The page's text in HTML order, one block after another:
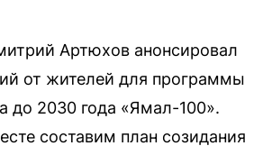
Артюхов анонсировал
от жителей для программы
до 2030 года «Ямал-100».
составим план созидания